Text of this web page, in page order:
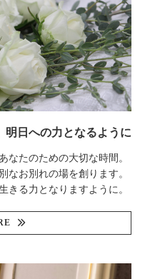
明日への力となるように
なたのための大切な時間。
なお別れの場を創ります。
きる力となりますように。